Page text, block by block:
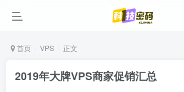
首页 VPS 正文
2019年大牌VPS商家促销汇总